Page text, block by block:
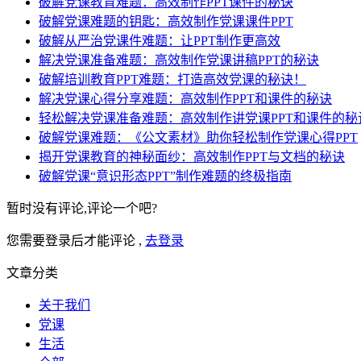
破解党课难题的钥匙：高效制作党课课件PPT
破解从严治党课件难题：让PPT制作更高效
解决党课准备难题：高效制作党课讲稿PPT的秘诀
破解培训教育PPT难题：打造高效党课的秘诀！
解决党课心得分享难题：高效制作PPT和课件的秘诀
轻松解决党课准备难题：高效制作讲党课PPT和课件的秘
破解党课难题：《公文素材》助你轻松制作党课心得PPT
揭开党课教育的神秘面纱：高效制作PPT与文档的秘诀
破解党课“意识形态PPT”制作难题的终极指南
暂时没有评论,评论一个吧?
您需要登录后才能评论 , 去登录
文章分类
关于我们
党课
生活